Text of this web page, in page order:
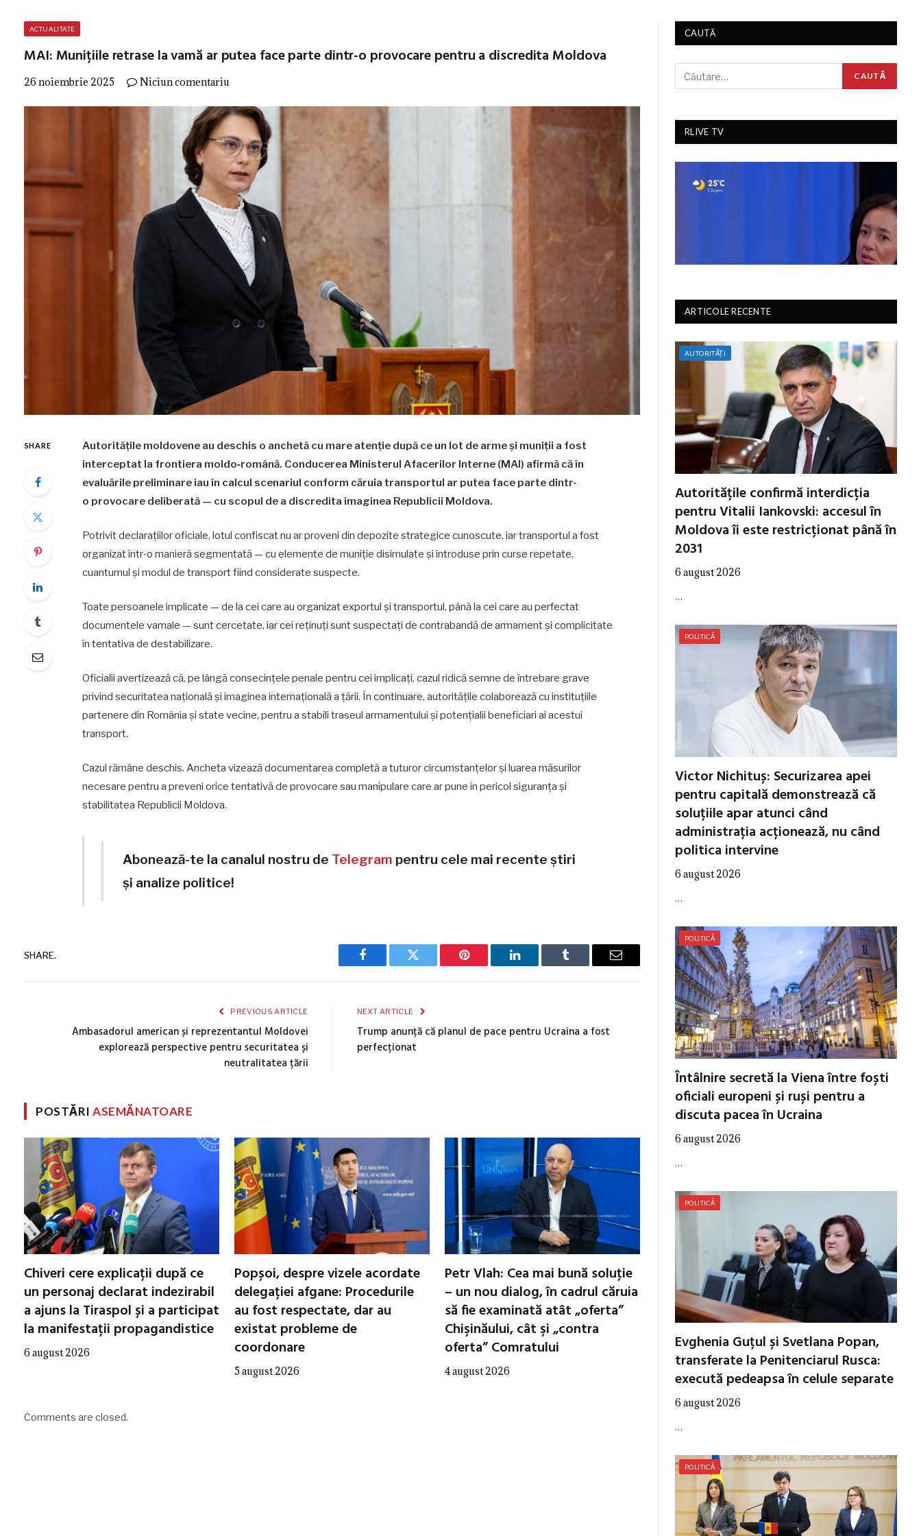
ACTUALITATE
MAI: Munițiile retrase la vamă ar putea face parte dintr-o provocare pentru a discredita Moldova
26 noiembrie 2025 Niciun comentariu
SHARE
Autoritățile moldovene au deschis o anchetă cu mare atenție după ce un lot de arme și muniții a fost
interceptat la frontiera moldo‑română. Conducerea Ministerul Afacerilor Interne (MAI) afirmă că în
evaluările preliminare iau în calcul scenariul conform căruia transportul ar putea face parte dintr-
o provocare deliberată — cu scopul de a discredita imaginea Republicii Moldova.
Potrivit declarațiilor oficiale, lotul confiscat nu ar proveni din depozite strategice cunoscute, iar transportul a fost
organizat într‑o manieră segmentată — cu elemente de muniţie disimulate și introduse prin curse repetate,
cuantumul și modul de transport fiind considerate suspecte.
Toate persoanele implicate — de la cei care au organizat exportul și transportul, până la cei care au perfectat
documentele vamale — sunt cercetate, iar cei reținuți sunt suspectați de contrabandă de armament și complicitate
în tentativa de destabilizare.
Oficialii avertizează că, pe lângă consecințele penale pentru cei implicați, cazul ridică semne de întrebare grave
privind securitatea națională și imaginea internațională a țării. În continuare, autoritățile colaborează cu instituțiile
partenere din România și state vecine, pentru a stabili traseul armamentului și potențialii beneficiari ai acestui
transport.
Cazul rămâne deschis. Ancheta vizează documentarea completă a tuturor circumstanțelor și luarea măsurilor
necesare pentru a preveni orice tentativă de provocare sau manipulare care ar pune în pericol siguranța și
stabilitatea Republicii Moldova.
Abonează-te la canalul nostru de Telegram pentru cele mai recente știri
și analize politice!
SHARE.
Facebook Twitter Pinterest LinkedIn Tumblr Email
PREVIOUS ARTICLE
Ambasadorul american și reprezentantul Moldovei
explorează perspective pentru securitatea și
neutralitatea țării
NEXT ARTICLE
Trump anunță că planul de pace pentru Ucraina a fost
perfecționat
POSTĂRIASEMĂNATOARE
Chiveri cere explicații după ce
un personaj declarat indezirabil
a ajuns la Tiraspol și a participat
la manifestații propagandistice
6 august 2026
Popșoi, despre vizele acordate
delegației afgane: Procedurile
au fost respectate, dar au
existat probleme de
coordonare
5 august 2026
Petr Vlah: Cea mai bună soluţie
– un nou dialog, în cadrul căruia
să fie examinată atât „oferta”
Chişinăului, cât şi „contra
oferta” Comratului
4 august 2026
Comments are closed.
CAUTĂ
RLIVE TV
ARTICOLE RECENTE
AUTORITĂȚI
Autoritățile confirmă interdicția
pentru Vitalii Iankovski: accesul în
Moldova îi este restricționat până în
2031
6 august 2026
…
POLITICĂ
Victor Nichituș: Securizarea apei
pentru capitală demonstrează că
soluțiile apar atunci când
administrația acționează, nu când
politica intervine
6 august 2026
…
POLITICĂ
Întâlnire secretă la Viena între foști
oficiali europeni și ruși pentru a
discuta pacea în Ucraina
6 august 2026
…
POLITICĂ
Evghenia Guțul și Svetlana Popan,
transferate la Penitenciarul Rusca:
execută pedeapsa în celule separate
6 august 2026
…
POLITICĂ